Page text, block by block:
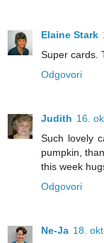
Elaine Stark
Super cards.
Odgovori
Judith 16.
Such lovely
pumpkin,
this week
Odgovori
Ne-Ja 18.